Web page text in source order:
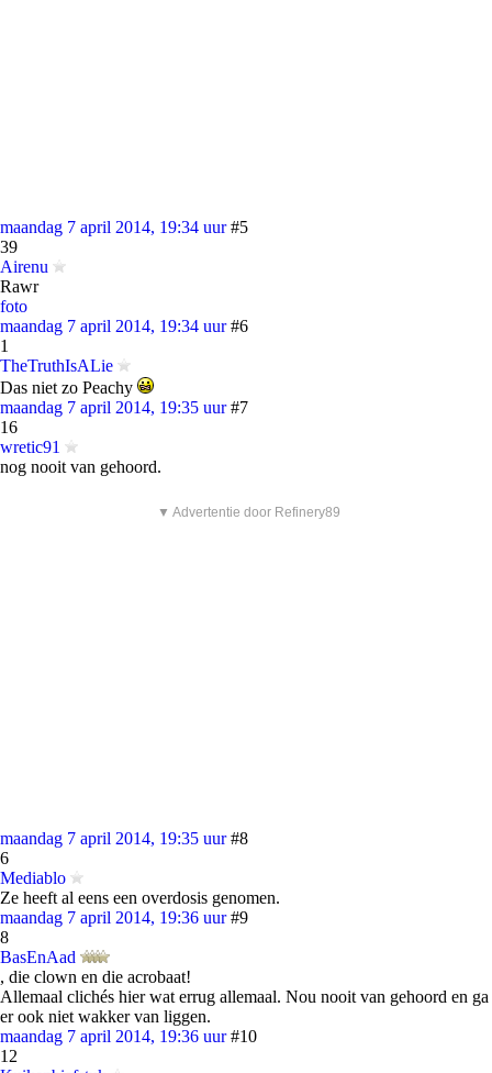
maandag 7 april 2014, 19:34 uur #5
39
Airenu
Rawr
foto
maandag 7 april 2014, 19:34 uur #6
1
TheTruthIsALie
Das niet zo Peachy
maandag 7 april 2014, 19:35 uur #7
16
wretic91
nog nooit van gehoord.
▼ Advertentie door Refinery89
maandag 7 april 2014, 19:35 uur #8
6
Mediablo
Ze heeft al eens een overdosis genomen.
maandag 7 april 2014, 19:36 uur #9
8
BasEnAad
, die clown en die acrobaat!
Allemaal clichés hier wat errug allemaal. Nou nooit van gehoord en ga
er ook niet wakker van liggen.
maandag 7 april 2014, 19:36 uur #10
12